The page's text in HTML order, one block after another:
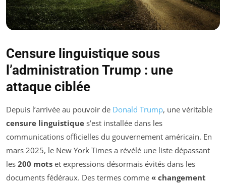
Censure linguistique sous
l’administration Trump : une
attaque ciblée
Depuis l’arrivée au pouvoir de Donald Trump, une véritable
censure linguistique s’est installée dans les
communications officielles du gouvernement américain. En
mars 2025, le New York Times a révélé une liste dépassant
les 200 mots et expressions désormais évités dans les
documents fédéraux. Des termes comme « changement